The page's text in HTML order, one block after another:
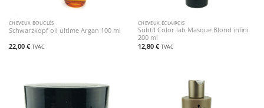
CHEVEUX BOUCLÉS
Schwarzkopf oil ultime Argan 100 ml
22,00 € TVAC
CHEVEUX ÉCLAIRCIS
Subtil Color lab Masque Blond infini
200 ml
12,80 € TVAC